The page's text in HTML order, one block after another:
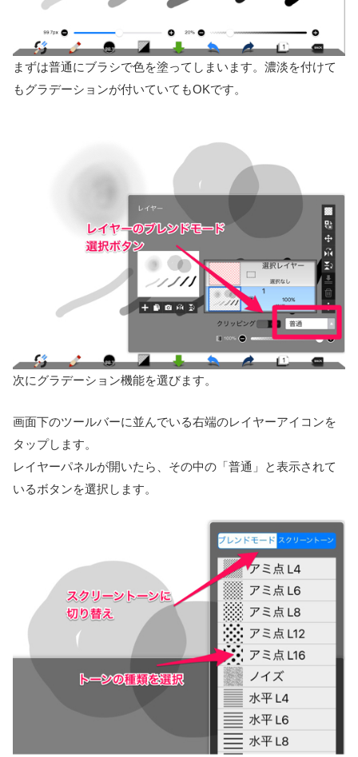
まずは普通にブラシで色を塗ってしまいます。濃淡を付けて
もグラデーションが付いていてもOKです。
次にグラデーション機能を選びます。
画面下のツールバーに並んでいる右端のレイヤーアイコンを
タップします。
レイヤーパネルが開いたら、その中の「普通」と表示されて
いるボタンを選択します。